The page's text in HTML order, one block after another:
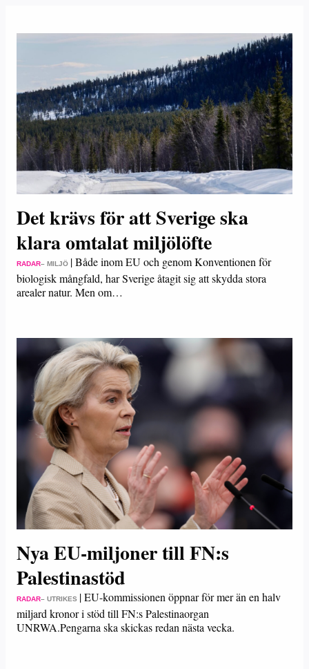
Det krävs för att Sverige ska
klara omtalat miljölöfte
RADAR– MILJÖ |Både inom EU och genom Konventionen för
biologisk mångfald, har Sverige åtagit sig att skydda stora
arealer natur. Men om…
Nya EU-miljoner till FN:s
Palestinastöd
RADAR– UTRIKES |EU-kommissionen öppnar för mer än en halv
miljard kronor i stöd till FN:s Palestinaorgan
UNRWA.Pengarna ska skickas redan nästa vecka.